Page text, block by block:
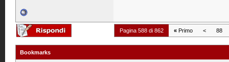
Pagina 588 di 862 « Primo < 88
Bookmarks